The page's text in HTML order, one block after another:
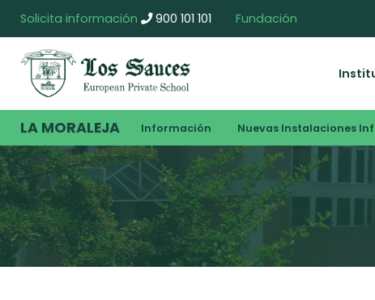
Solicita información 900 101 101 Fundación
LA MORALEJA Información Nuevas Instalaciones